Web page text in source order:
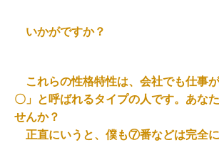
いかがですか？
これらの性格特性は、会社でも仕事
〇」と呼ばれるタイプの人です。あな
せんか？
正直にいうと、僕も⑦番などは完全